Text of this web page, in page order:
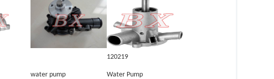
water pump
120219
Water Pump